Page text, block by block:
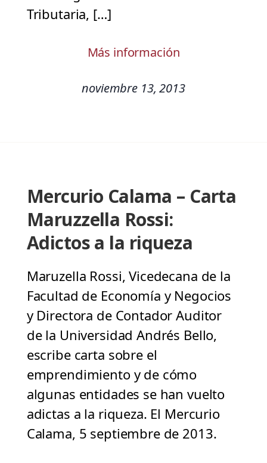
Tributaria, […]
Más información
noviembre 13, 2013
Mercurio Calama – Carta
Maruzzella Rossi:
Adictos a la riqueza
Maruzella Rossi, Vicedecana de la
Facultad de Economía y Negocios
y Directora de Contador Auditor
de la Universidad Andrés Bello,
escribe carta sobre el
emprendimiento y de cómo
algunas entidades se han vuelto
adictas a la riqueza. El Mercurio
Calama, 5 septiembre de 2013.